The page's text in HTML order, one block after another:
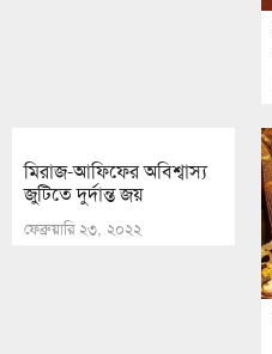
মিরাজ-আফিফের অবিশ্বাস্য
জুটিতে দুর্দান্ত জয়
ফেব্রুয়ারি ২৩, ২০২২